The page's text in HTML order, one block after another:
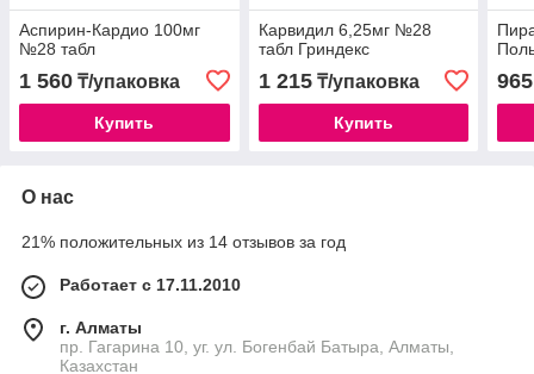
Аспирин-Кардио 100мг
№28 табл
1 560 ₸/упаковка
Купить
Карвидил 6,25мг №28
табл Гриндекс
1 215₸/упаковка
Купить
965
О нас
21% положительных из 14 отзывов за год
Работает с 17.11.2010
г. Алматы
пр. Гагарина 10, уг. ул. Богенбай Батыра, Алматы,
Казахстан